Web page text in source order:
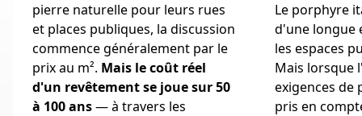
pierre naturelle pour leurs rues
et places publiques, la discussion
commence généralement par le
prix au m². Mais le coût réel
d'un revêtement se joue sur 50
à 100 ans— à travers les
Le porphyre
d'une longue
les espaces
Mais lorsque
exigences de
pris en